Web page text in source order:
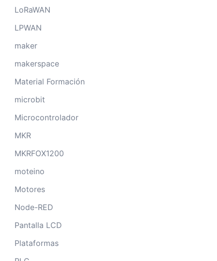
LoRaWAN
LPWAN
maker
makerspace
Material Formación
microbit
Microcontrolador
MKR
MKRFOX1200
moteino
Motores
Node-RED
Pantalla LCD
Plataformas